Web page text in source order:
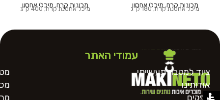
מכונות קרח, מיכלי אחסוןמיכל אחסנת קרח, 180 ק"ג מכונות קרח, מיכלי אחסוןמיכל אחסנת קרח, 400 ק"ג
עמודי האתר
ציוד למטבח תעשייתי
אודותינו
ספקים